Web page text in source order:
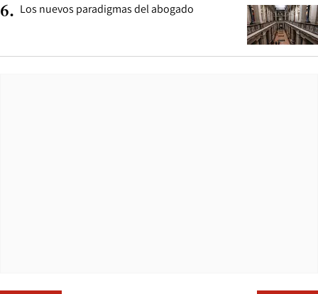
6. Los nuevos paradigmas del abogado